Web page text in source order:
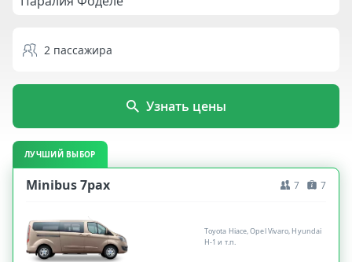
2 пассажира
Узнать цены
ЛУЧШИЙ ВЫБОР
Minibus 7pax 7 7
Toyota Hiace, Opel Vivaro, Hyundai
H-1 и т.п.